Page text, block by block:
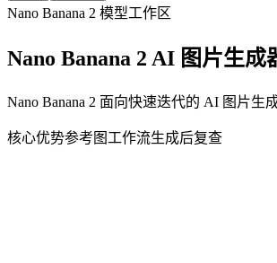
Nano Banana 2 模型工作区
Nano Banana 2 AI 图片生成
Nano Banana 2 面向快速迭代的 AI 图片
核心优势参考图工作流生成后复查